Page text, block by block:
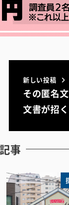
新しい投稿
その匿名
文書が招
事